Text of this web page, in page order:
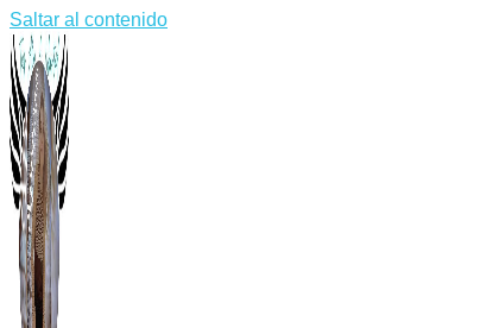
Saltar al contenido